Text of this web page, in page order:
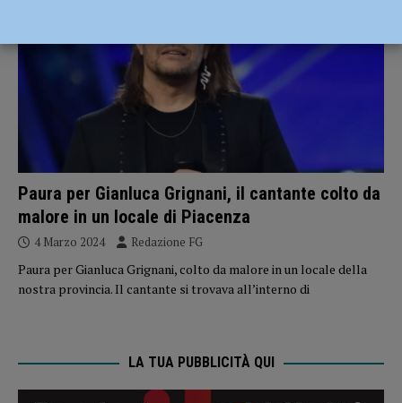
Paura per Gianluca Grignani, il cantante colto da
malore in un locale di Piacenza
4 Marzo 2024 Redazione FG
Paura per Gianluca Grignani, colto da malore in un locale della
nostra provincia. Il cantante si trovava all’interno di
LA TUA PUBBLICITÀ QUI